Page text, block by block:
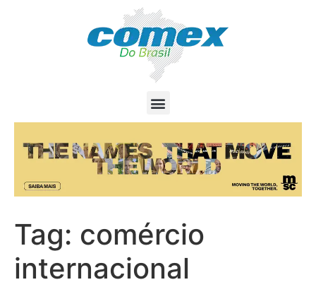
Tag: comércio
internacional